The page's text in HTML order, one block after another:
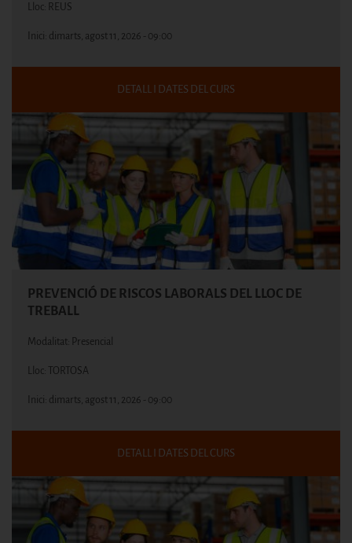
Lloc: REUS
Inici: dimarts, agost 11, 2026 - 09:00
DETALL I DATES DEL CURS
PREVENCIÓ DE RISCOS LABORALS DEL LLOC DE
TREBALL
Modalitat: Presencial
Lloc: TORTOSA
Inici: dimarts, agost 11, 2026 - 09:00
DETALL I DATES DEL CURS